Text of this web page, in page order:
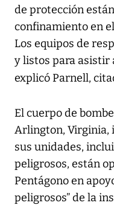
de protección
confinamiento en
Los equipos de
y listos para asistir
explicó Parnell,
El cuerpo de
Arlington, Virginia,
sus unidades,
peligrosos, están
Pentágono en
peligrosos” de la